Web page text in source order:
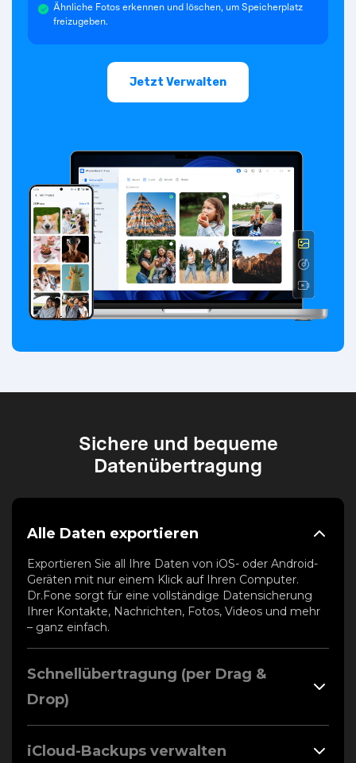
Ähnliche Fotos erkennen und löschen, um Speicherplatz
freizugeben.
Jetzt Verwalten
Sichere und bequeme
Datenübertragung
Alle Daten exportieren
Exportieren Sie all Ihre Daten von iOS- oder Android-
Geräten mit nur einem Klick auf Ihren Computer.
Dr.Fone sorgt für eine vollständige Datensicherung
Ihrer Kontakte, Nachrichten, Fotos, Videos und mehr
– ganz einfach.
Schnellübertragung (per Drag &
Drop)
iCloud-Backups verwalten